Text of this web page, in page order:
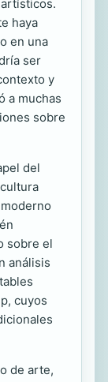
haya
en una
ser
y
a muchas
sobre
del
sobre el
análisis
cuyos
de arte,